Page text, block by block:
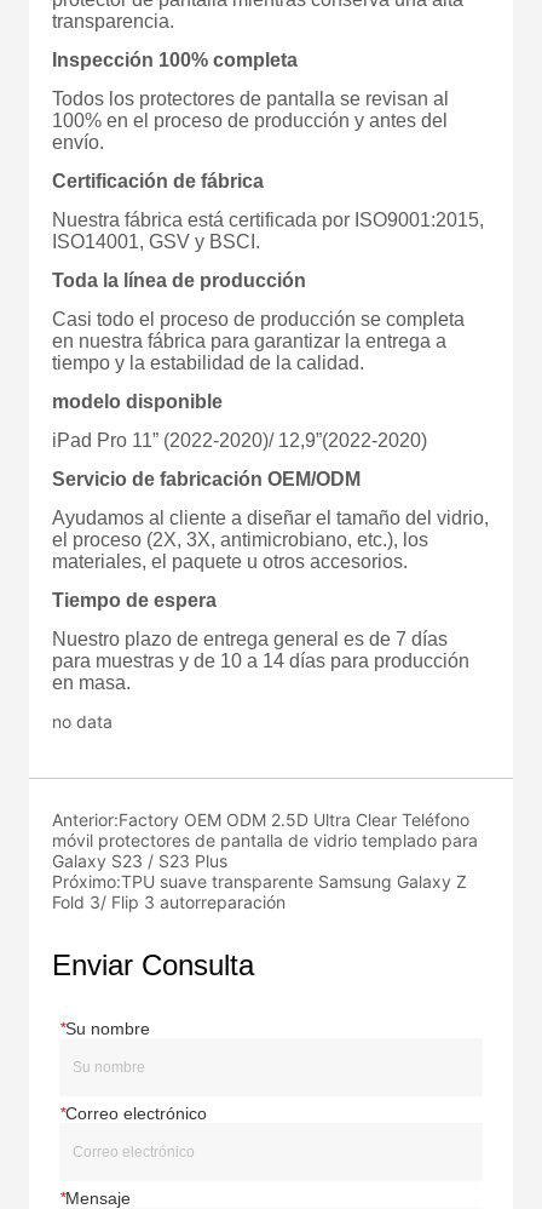
no data
Anterior:Factory OEM ODM 2.5D Ultra Clear Teléfono
móvil protectores de pantalla de vidrio templado para
Galaxy S23 / S23 Plus
Próximo:TPU suave transparente Samsung Galaxy Z
Fold 3/ Flip 3 autorreparación
Enviar Consulta
*Su nombre
*Correo electrónico
*Mensaje